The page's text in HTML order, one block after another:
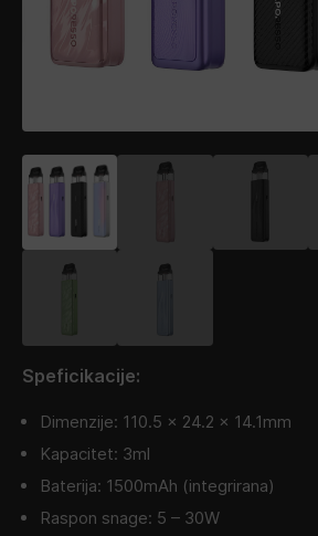
Speficikacije:
Dimenzije: 110.5 x 24.2 x 14.1mm
Kapacitet: 3ml
Baterija: 1500mAh (integrirana)
Raspon snage: 5 – 30W